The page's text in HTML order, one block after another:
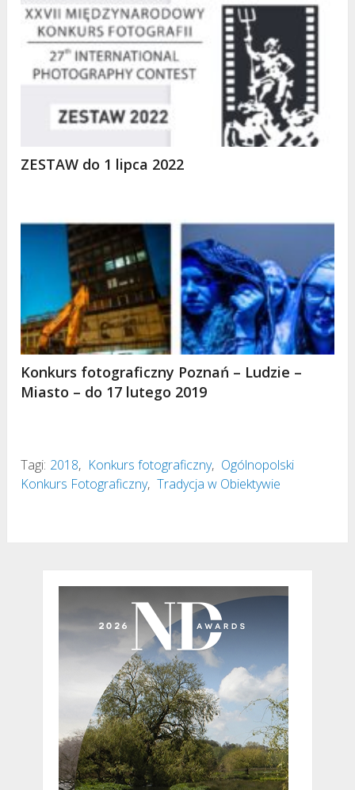
ZESTAW do 1 lipca 2022
Konkurs fotograficzny Poznań – Ludzie –
Miasto – do 17 lutego 2019
Tagi: 2018, Konkurs fotograficzny, Ogólnopolski
Konkurs Fotograficzny, Tradycja w Obiektywie